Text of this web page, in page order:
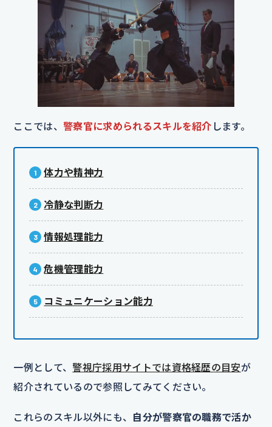
ここでは、 警察官に求められるスキルを紹介 します。
体力や精神力
冷静な判断力
情報処理能力
危機管理能力
コミュニケーション能力
一例として、警視庁採用サイトでは資格経歴の目安が
紹介されているので参照してみてください。
これらのスキル以外にも、 自分が警察官の職務で活か